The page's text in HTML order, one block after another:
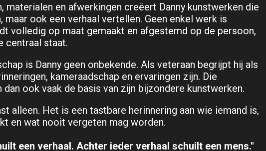
materialen en afwerkingen creëert Danny kunstwerken die
maar ook een verhaal vertellen. Geen enkel werk is
volledig op maat gemaakt en afgestemd op de persoon,
centraal staat.
is Danny geen onbekende. Als veteraan begrijpt hij als
kameraadschap en ervaringen zijn. Die
ook vaak de basis van zijn bijzondere kunstwerken.
alleen. Het is een tastbare herinnering aan wie iemand is,
en wat nooit vergeten mag worden.
een verhaal. Achter ieder verhaal schuilt een mens."